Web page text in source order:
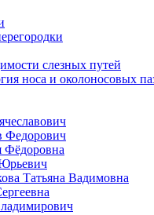
слезных путей
носа и околоносовых
Федорович
Фёдоровна
Татьяна Вадимовна